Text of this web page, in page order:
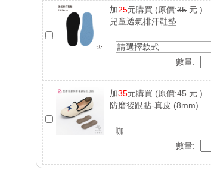
加25元購買 (原價:35 元 )
兒童透氣排汗鞋墊
請選擇款式
數量:
加35元購買 (原價:45 元 )
防磨後跟貼-真皮 (8mm)
咖
數量: